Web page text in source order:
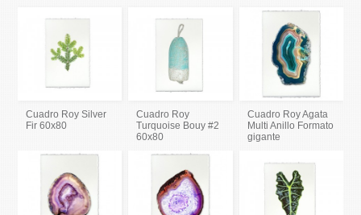
Cuadro Roy Silver
Fir 60x80
Cuadro Roy
Turquoise Bouy #2
60x80
Cuadro Roy Agata
Multi Anillo Formato
gigante